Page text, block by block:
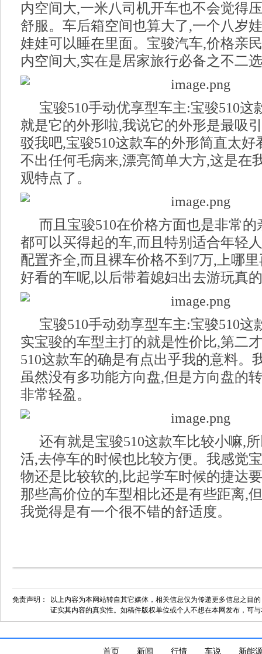
内空间大,一米八司机开车也不会觉得
舒服。车后箱空间也算大了,一个八岁
娃娃可以睡在里面。宝骏汽车,价格亲
内空间大,实在是居家旅行必备之不二
宝骏510手动优享型车主:宝骏510这
就是它的外形啦,我说它的外形是最吸
驳我吧,宝骏510这款车的外形简直太好
不出任何毛病来,漂亮简单大方,这是在
观特点了。
而且宝骏510在价格方面也是非常
都可以买得起的车,而且特别适合年轻
配置齐全,而且裸车价格不到7万,上哪
好看的车呢,以后带着媳妇出去游玩真
宝骏510手动劲享型车主:宝骏510这
实宝骏的车型主打的就是性价比,第二
510这款车的确是有点出乎我的意料。
虽然没有多功能方向盘,但是方向盘的
非常轻盈。
还有就是宝骏510这款车比较小嘛,
活,去停车的时候也比较方便。我感觉
物还是比较软的,比起学车时候的捷达
那些高价位的车型相比还是有些距离,
我觉得是有一个很不错的舒适度。
免责声明：
以上内容为本网站转自其它媒体，相关信息仅为传递更多信息之目
证实其内容的真实性。如稿件版权单位或个人不想在本网发布，可
首页 新闻 行情 车说 新能